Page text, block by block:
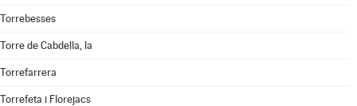
Torrebesses
Torre de Cabdella, la
Torrefarrera
Torrefeta i Florejacs